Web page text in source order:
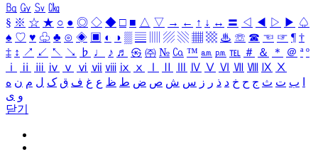
㏃ ㏉ ㏜ ㏆
§ ※ ☆ ★ ○ ● ◎ ◇ ◆ □ ■ △ ▽ → ← ↑ ↓ ↔ 〓 ◁ ◀ ▷ ▶ ♤
♠ ♡ ♥ ♧ ♣ ⊙ ◈ ▣ ◐ ◑ ▒ ▤ ▨ ▧ ▦ ▩ ♨ ☏ ☎ ☜ ☞ ¶ †
‡ ↕ ↗ ↙ ↖ ↘ ♭ ♩ ♪ ♬ ㉿ ㈜ № ㏇ ™ ㏂ ㏘ ℡ ＃ ＆ ＊ ＠ ª º
ⅰ
ⅱ ⅲ ⅳ ⅴ ⅵ ⅶ ⅷ ⅸ ⅹ Ⅳ Ⅴ Ⅵ Ⅶ Ⅷ Ⅸ Ⅹ
ب ت ث ج ح خ د ذ ر ز س ش ص ض ط ظ ع غ ف ق ک ل م ن ه
و ی
닫기